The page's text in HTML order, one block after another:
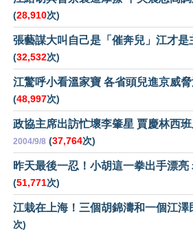
(28,910次)
張藝謀大叫自己是「催奔兒」江才是
(32,532次)
江驚呼小看溫家寶 各省頭兒進京威
(48,997次)
政協主席出訪忙壞李肇星 賈慶林西
2004/9/8 (37,764次)
昨天最後一忍！小胡這一拳出手漂亮
(51,771次)
江栽在上海！三個胡錦濤和一個江澤
次)